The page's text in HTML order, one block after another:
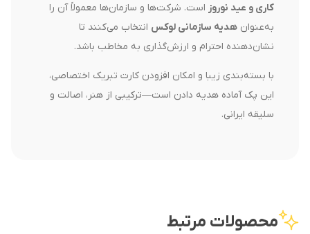
کاری و عید نوروز است. شرکت‌ها و سازمان‌ها معمولاً آن را
به‌عنوان هدیه سازمانی لوکس انتخاب می‌کنند تا
نشان‌دهنده احترام و ارزش‌گذاری به مخاطب باشد.
با بسته‌بندی زیبا و امکان افزودن کارت تبریک اختصاصی،
این پک آماده هدیه دادن است—ترکیبی از هنر، اصالت و
سلیقه ایرانی.
محصولات مرتبط